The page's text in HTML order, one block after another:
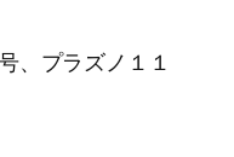
、プラズノ１１